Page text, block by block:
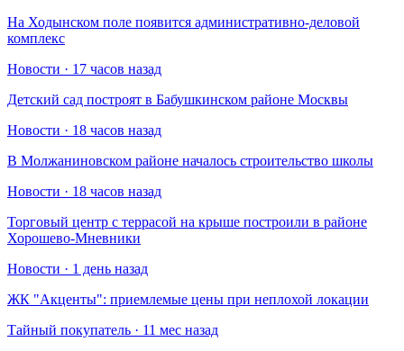
На Ходынском поле появится административно-деловой
комплекс
Новости · 17 часов назад
Детский сад построят в Бабушкинском районе Москвы
Новости · 18 часов назад
В Молжаниновском районе началось строительство школы
Новости · 18 часов назад
Торговый центр с террасой на крыше построили в районе
Хорошево-Мневники
Новости · 1 день назад
​ЖК "Акценты": приемлемые цены при неплохой локации
Тайный покупатель · 11 мес назад